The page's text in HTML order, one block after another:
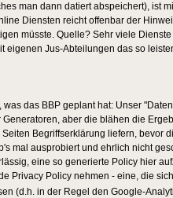
man dann datiert abspeichert), ist
Diensten reicht offenbar der
müsste. Quelle? Sehr viele
eigenen Jus-Abteilungen das so
das BBP geplant hat: Unser
aber die blähen die
Begriffserklärung liefern, bevor
mal ausprobiert und ehrlich nicht
eine so generierte Policy hier
Privacy Policy nehmen - eine, die
(d.h. in der Regel den Google-